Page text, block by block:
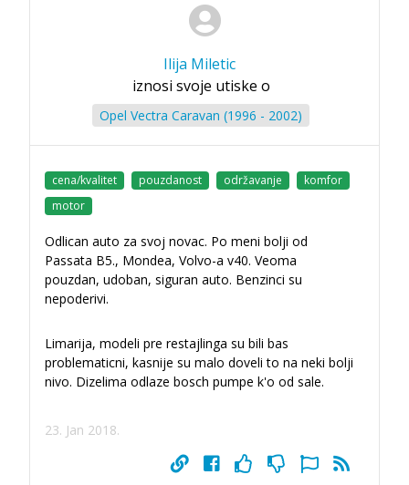
Ilija Miletic
iznosi svoje utiske o
Opel Vectra Caravan (1996 - 2002)
cena/kvalitet pouzdanost održavanje
komfor
motor
Odlican auto za svoj novac. Po meni bolji od
Passata B5., Mondea, Volvo-a v40. Veoma
pouzdan, udoban, siguran auto. Benzinci su
nepoderivi.
Limarija, modeli pre restajlinga su bili bas
problematicni, kasnije su malo doveli to na neki bolji
nivo. Dizelima odlaze bosch pumpe k'o od sale.
23. Jan 2018.